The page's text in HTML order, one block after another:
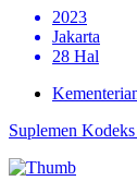
2023
Jakarta
28 Hal
Suplemen